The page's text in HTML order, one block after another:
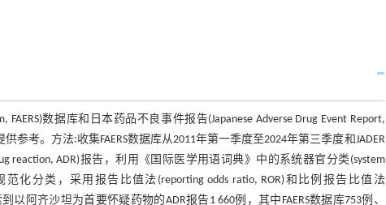
数据库和日本药品不良事件报告(Japanese Adverse Drug Event Report,
考。方法:收集FAERS数据库从2011年第一季度至2024年第三季度和JADER
reaction, ADR)报告，利用《国际医学用语词典》中的系统器官分类(system
范化分类，采用报告比值法(reporting odds ratio, ROR)和比例报告比值法
阿齐沙坦为首要怀疑药物的ADR报告1 660例，其中FAERS数据库753例、